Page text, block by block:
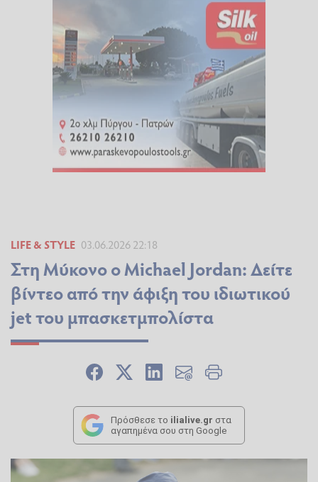
LIFE & STYLE 03.06.2026 22:18
Στη Μύκονο ο Michael Jordan: Δείτε
βίντεο από την άφιξη του ιδιωτικού
jet του μπασκετμπολίστα
Πρόσθεσε το ilialive.gr στα
αγαπημένα σου στη Google